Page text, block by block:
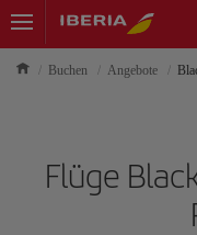
Buchen Angebote
Flüge